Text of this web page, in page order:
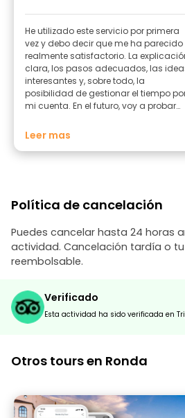
He utilizado este servicio por primera
vez y debo decir que me ha parecido
realmente satisfactorio. La
clara, los pasos adecuados, las
interesantes y, sobre todo, la
posibilidad de gestionar el tiempo
mi cuenta. En el futuro, voy a probar
destinos.
Leer mas
Política de cancelación
Puedes cancelar hasta 24 horas
actividad. Cancelación tardía o
reembolsable.
Verificado
Esta actividad ha sido verificada en
Otros tours en Ronda